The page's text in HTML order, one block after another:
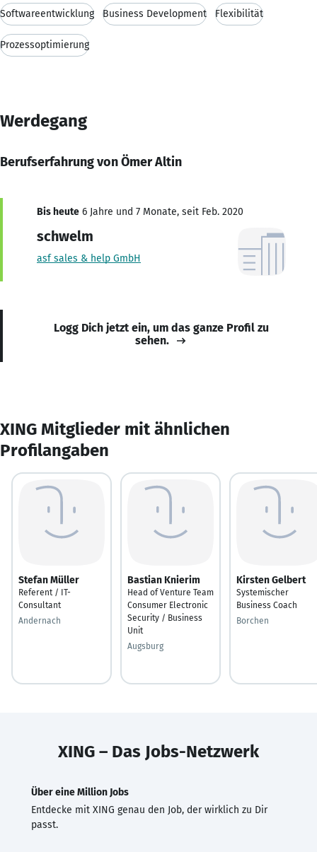
Softwareentwicklung Business Development Flexibilität
Prozessoptimierung
Werdegang
Berufserfahrung von Ömer Altin
Bis heute 6 Jahre und 7 Monate, seit Feb. 2020
schwelm
asf sales & help GmbH
Logg Dich jetzt ein, um das ganze Profil zu
sehen.
XING Mitglieder mit ähnlichen
Profilangaben
Stefan Müller
Referent / IT-
Consultant
Andernach
Bastian Knierim
Head of Venture Team
Consumer Electronic
Security / Business
Unit
Augsburg
Kirsten Gelbert
Systemischer
Business Coach
Borchen
XING – Das Jobs-Netzwerk
Über eine Million Jobs
Entdecke mit XING genau den Job, der wirklich zu Dir
passt.